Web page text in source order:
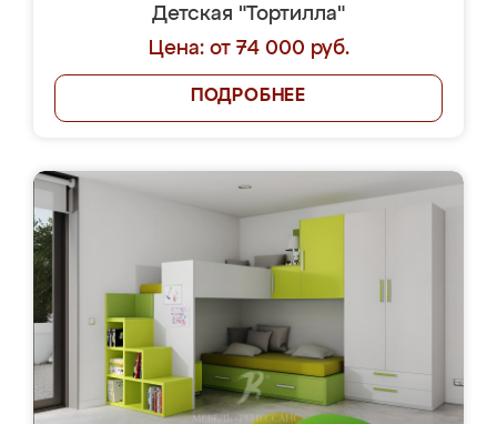
Детская "Тортилла"
Цена: от 74 000 руб.
ПОДРОБНЕЕ